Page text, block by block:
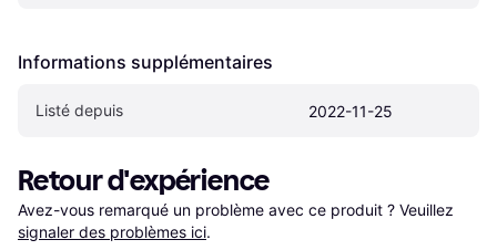
Informations supplémentaires
Listé depuis 2022-11-25
Retour d'expérience
Avez-vous remarqué un problème avec ce produit ? Veuillez
signaler des problèmes ici.